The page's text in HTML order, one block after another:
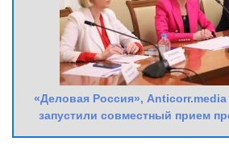
«Деловая Россия»,
запустили совместный прием